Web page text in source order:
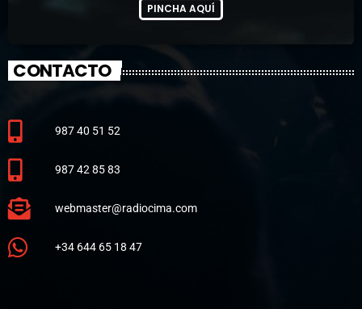
PINCHA AQUÍ
CONTACTO
987 40 51 52
987 42 85 83
webmaster@radiocima.com
+34 644 65 18 47